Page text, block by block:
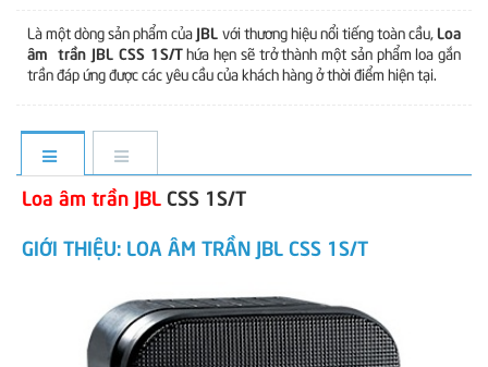
Là một dòng sản phẩm của JBL với thương hiệu nổi tiếng toàn cầu, Loa
âm trần JBL CSS 1S/Thứa hẹn sẽ trở thành một sản phẩm loa gắn
trần đáp ứng được các yêu cầu của khách hàng ở thời điểm hiện tại.
Loa âm trần JBL CSS 1S/T
GIỚI THIỆU: LOA ÂM TRẦN JBL CSS 1S/T